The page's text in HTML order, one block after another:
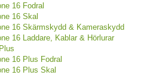
16 Fodral
16 Skal
16 Skärmskydd & Kameraskydd
16 Laddare, Kablar & Hörlurar
16 Plus Fodral
16 Plus Skal